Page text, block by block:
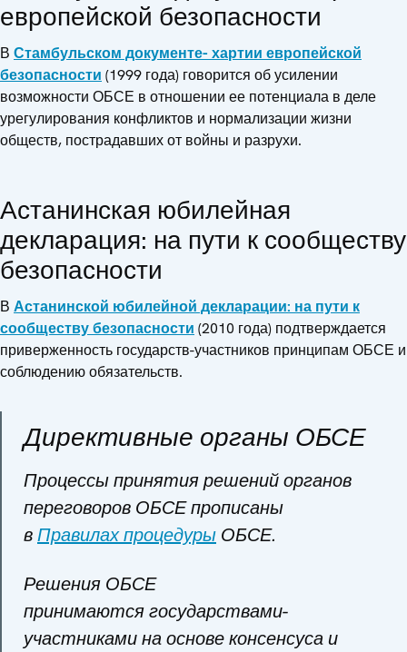
европейской безопасности
В Стамбульском документе- хартии европейской
безопасности (1999 года) говорится об усилении
возможности ОБСЕ в отношении ее потенциала в деле
урегулирования конфликтов и нормализации жизни
обществ, пострадавших от войны и разрухи.
Астанинская юбилейная
декларация: на пути к сообществу
безопасности
В Астанинской юбилейной декларации: на пути к
сообществу безопасности (2010 года) подтверждается
приверженность государств-участников принципам ОБСЕ и
соблюдению обязательств.
Директивные органы ОБСЕ
Процессы принятия решений органов
переговоров ОБСЕ прописаны
вПравилах процедуры ОБСЕ.
Решения ОБСЕ
принимаются государствами-
участниками на основе консенсуса и